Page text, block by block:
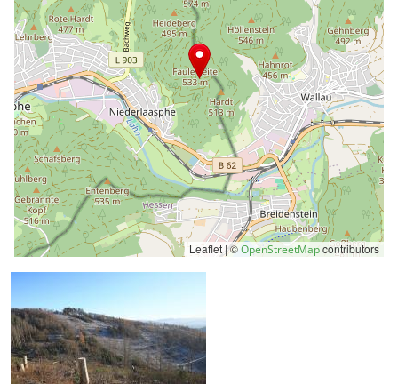
Leaflet | ©OpenStreetMapcontributors